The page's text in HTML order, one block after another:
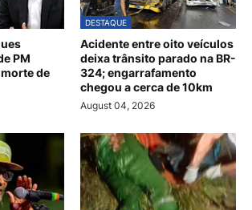
PM
de
DESTAQUE
Acidente entre oito veículos
deixa trânsito parado na BR-
324; engarrafamento
chegou a cerca de 10km
August 04, 2026